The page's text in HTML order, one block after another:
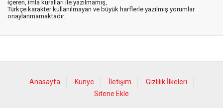
içeren, imla kuralları ile yazılmamış,
Türkçe karakter kullanılmayan ve büyük harflerle yazılmış yorumlar
onaylanmamaktadır.
Anasayfa Künye İletişim
Gizlilik İlkeleri
Sitene Ekle